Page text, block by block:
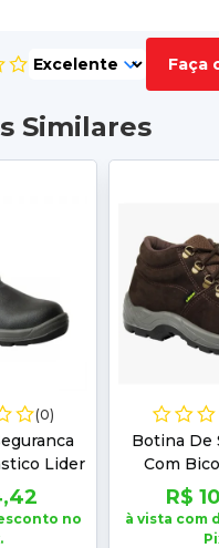
Faça
Similares
(0)
Lider
no
Botina De
Com
Nobuck
R$
à vista com